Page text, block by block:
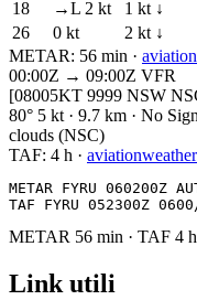
18
→L 2 kt
1 kt ↓
26
0 kt
2 kt ↓
METAR: 56 min ·
00:00Z → 09:00Z VFR
[08005KT 9999 NSW
80° 5 kt · 9.7 km · No
clouds (NSC)
TAF: 4 h ·
METAR FYRU
TAF FYRU 052300Z
METAR 56 min · TAF 4 h
Link utili